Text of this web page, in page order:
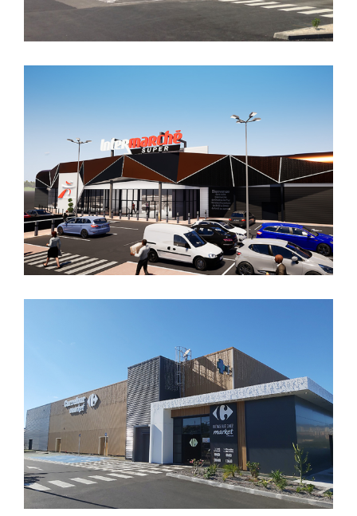
CREATION D’UN INTERMARCHE AVEC
GALERIE ET D’UN BRICOMARCHE
REMODELING EXTERNE D’UN
INTERMARCHE